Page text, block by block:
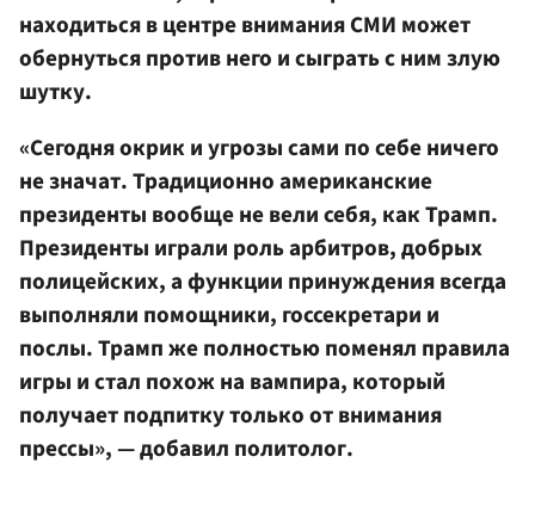
находиться в центре внимания СМИ может
обернуться против него и сыграть с ним злую
шутку.
«Сегодня окрик и угрозы сами по себе ничего
не значат. Традиционно американские
президенты вообще не вели себя, как Трамп.
Президенты играли роль арбитров, добрых
полицейских, а функции принуждения всегда
выполняли помощники, госсекретари и
послы. Трамп же полностью поменял правила
игры и стал похож на вампира, который
получает подпитку только от внимания
прессы», — добавил политолог.